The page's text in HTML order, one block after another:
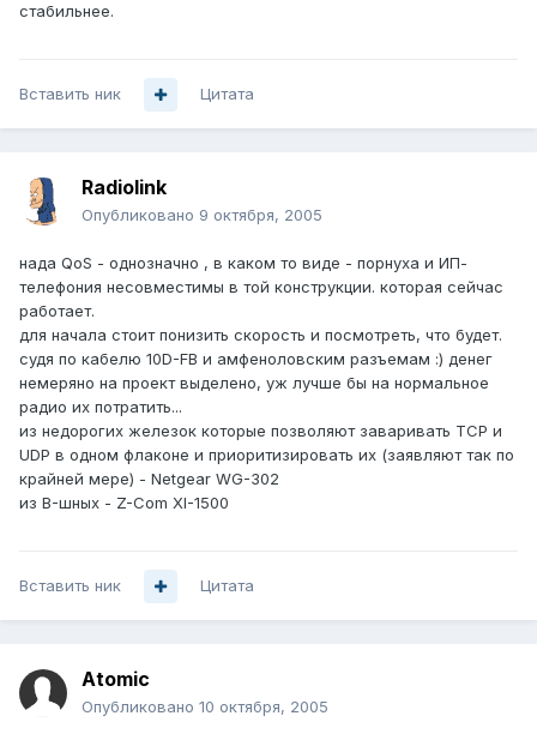
стабильнее.
Вставить ник Цитата
Radiolink
Опубликовано 9 октября, 2005
нада QoS - однозначно , в каком то виде - порнуха и ИП-
телефония несовместимы в той конструкции. которая сейчас
работает.
для начала стоит понизить скорость и посмотреть, что будет.
судя по кабелю 10D-FB и амфеноловским разъемам :) денег
немеряно на проект выделено, уж лучше бы на нормальное
радио их потратить...
из недорогих железок которые позволяют заваривать TCP и
UDP в одном флаконе и приоритизировать их (заявляют так по
крайней мере) - Netgear WG-302
из B-шных - Z-Com XI-1500
Вставить ник Цитата
Atomic
Опубликовано 10 октября, 2005